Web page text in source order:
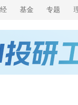
基金 专题